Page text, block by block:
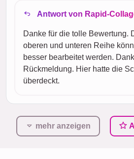
Antwort von Rapid-
Danke für die tolle Bewertung.
oberen und unteren Reihe
besser bearbeitet werden.
Rückmeldung. Hier hatte die
überdeckt.
mehr anzeigen